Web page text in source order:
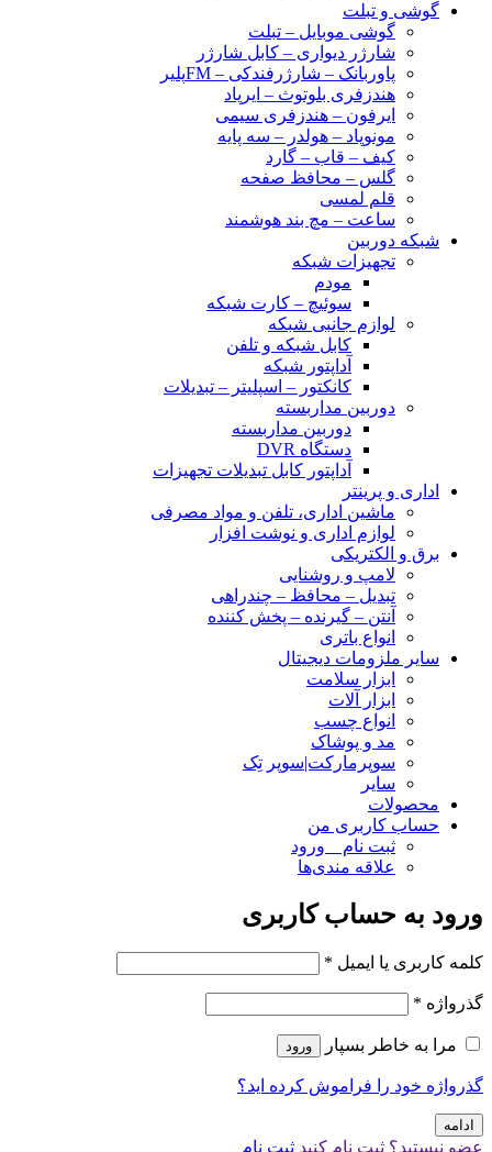
گوشی و تبلت
گوشی موبایل – تبلت
شارژر دیواری – کابل شارژر
پاوربانک – شارژرفندکی – FMپلیر
هندزفری بلوتوث – ایرپاد
ایرفون – هندزفری سیمی
مونوپاد – هولدر – سه پایه
کیف – قاب – گارد
گلس – محافظ صفحه
قلم لمسی
ساعت – مچ بند هوشمند
شبکه دوربین
تجهیزات شبکه
مودم
سوئیچ – کارت شبکه
لوازم جانبی شبکه
کابل شبکه و تلفن
آداپتور شبکه
کانکتور – اسپلیتر – تبدیلات
دوربین مداربسته
دوربین مداربسته
دستگاه DVR
آداپتور کابل تبدیلات تجهیزات
اداری و پرینتر
ماشین اداری، تلفن و مواد مصرفی
لوازم اداری و نوشت افزار
برق و الکتریکی
لامپ و روشنایی
تبدیل – محافظ – چندراهی
آنتن – گیرنده – پخش کننده
انواع باتری
سایر ملزومات دیجیتال
ابزار سلامت
ابزار آلات
انواع چسب
مد و پوشاک
سوپرمارکت|سوپر تِک
سایر
محصولات
حساب کاربری من
ثبت نام _ ورود
علاقه مندی‌ها
ورود به حساب کاربری
کلمه کاربری یا ایمیل *
گذرواژه *
مرا به خاطر بسپار ورود
گذرواژه خود را فراموش کرده اید؟
ادامه
عضو نیستید؟ ثبت نام کنید ثبت نام